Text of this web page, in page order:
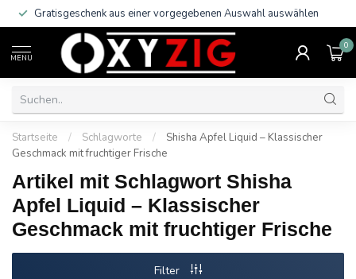
Gratisgeschenk aus einer vorgegebenen Auswahl auswählen
MENU
0
Startseite / Schlagworte /
Shisha Apfel Liquid – Klassischer
Geschmack mit fruchtiger Frische
Artikel mit Schlagwort Shisha
Apfel Liquid – Klassischer
Geschmack mit fruchtiger Frische
Filter